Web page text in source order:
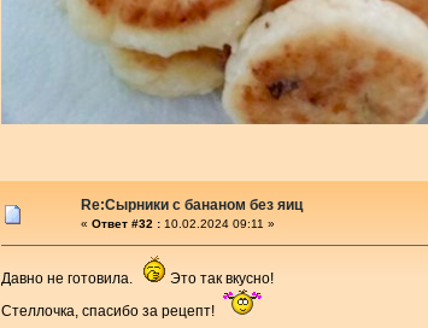
Re:Сырники с бананом без яиц
« Ответ #32 : 10.02.2024 09:11 »
Давно не готовила.
Это так вкусно!
Стеллочка, спасибо за рецепт!